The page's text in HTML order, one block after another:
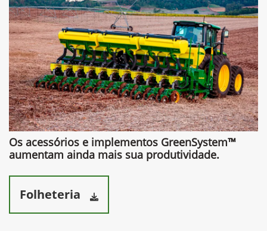
Os acessórios e implementos GreenSystem™
aumentam ainda mais sua produtividade.​
Folheteria